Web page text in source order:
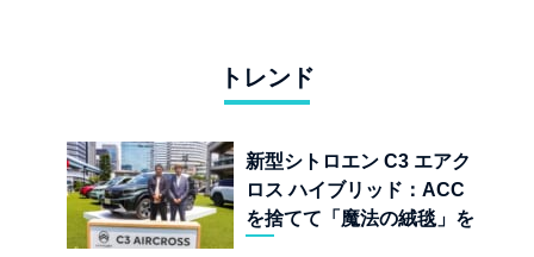
トレンド
新型シトロエン C3 エアク
ロス ハイブリッド：ACC
を捨てて「魔法の絨毯」を